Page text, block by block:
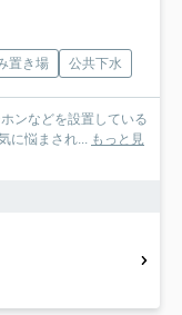
置き場 公共下水
ンなどを設置している
に悩まされ... もっと見